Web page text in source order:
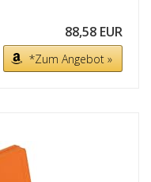
88,58 EUR
*Zum Angebot »